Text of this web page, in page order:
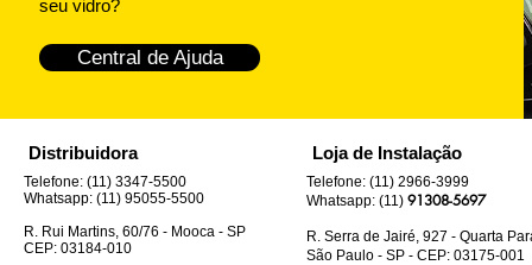
seu vidro?
Central de Ajuda
Distribuidora
Telefone: (11) 3347-5500
Whatsapp: (11) 95055-5500
R. Rui Martins, 60/76 - Mooca - SP
CEP: 03184-010
Loja de Instalação
Telefone: (11) 2966-3999
Whatsapp: (11) 91308-5697
R. Serra de Jairé, 927 - Quarta
São Paulo - SP - CEP: 03175-001